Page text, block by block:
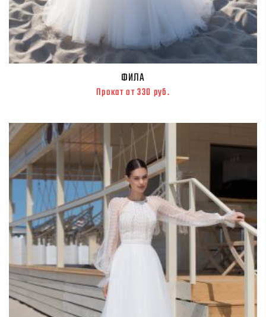
ФИЛА
Прокат от 330 руб.